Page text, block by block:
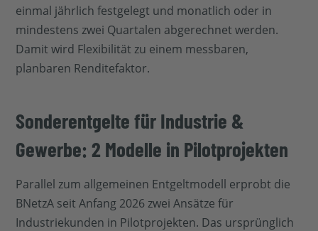
einmal jährlich festgelegt und monatlich oder in
mindestens zwei Quartalen abgerechnet werden.
Damit wird Flexibilität zu einem messbaren,
planbaren Renditefaktor.
Sonderentgelte für Industrie &
Gewerbe: 2 Modelle in Pilotprojekten
Parallel zum allgemeinen Entgeltmodell erprobt die
BNetzA seit Anfang 2026 zwei Ansätze für
Industriekunden in Pilotprojekten. Das ursprünglich